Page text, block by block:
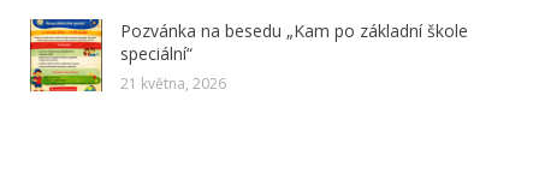
Pozvánka na besedu „Kam po základní škole
speciální“
21 května, 2026